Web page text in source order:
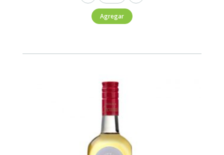
Orendain
Blanco
Agregar